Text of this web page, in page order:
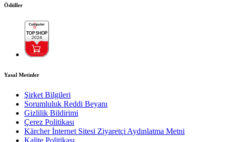
Ödüller
Yasal Metinler
Şirket Bilgileri
Sorumluluk Reddi Beyanı
Gizlilik Bildirimi
Çerez Politikası
Kärcher İnternet Sitesi Ziyaretçi Aydınlatma Metni